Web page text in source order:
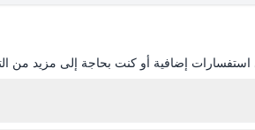
إضافية أو كنت بحاجة إلى مزيد من